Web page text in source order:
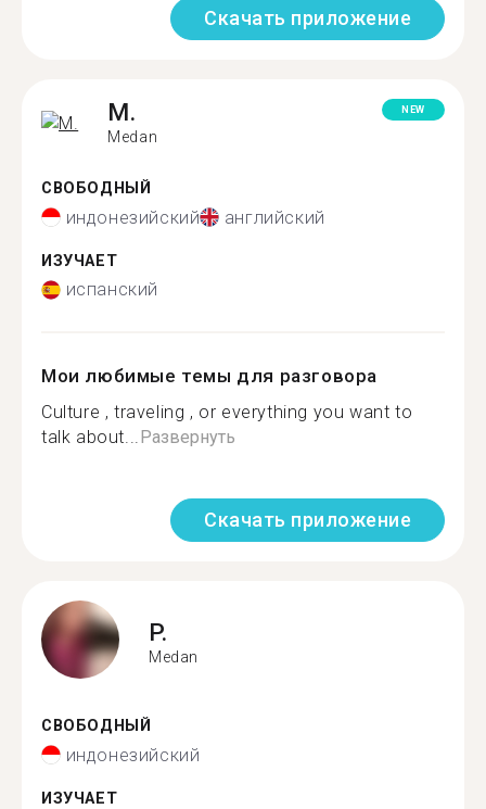
Скачать приложение
M.
Medan
NEW
СВОБОДНЫЙ
индонезийский английский
ИЗУЧАЕТ
испанский
Мои любимые темы для разговора
Culture , traveling , or everything you want to
talk about...Развернуть
Скачать приложение
P.
Medan
СВОБОДНЫЙ
индонезийский
ИЗУЧАЕТ